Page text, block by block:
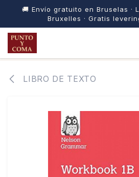
🚚 Envío gratuito en Bruselas ·
Bruxelles · Gratis
IR AL CONTENIDO
LIBRO DE TEXTO